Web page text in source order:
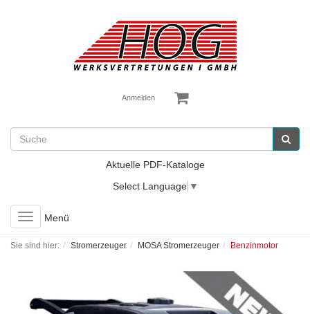
Anmelden
Aktuelle PDF-Kataloge
Select Language ▼
Toggle
navigation
Menü
Sie sind hier: Stromerzeuger MOSA Stromerzeuger Benzinmotor